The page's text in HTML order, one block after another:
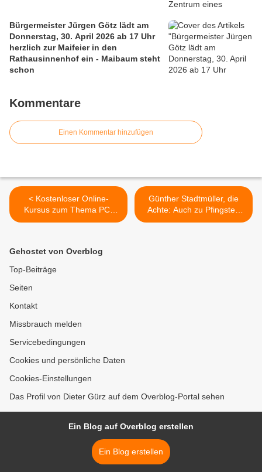
Bürgermeister Jürgen Götz lädt am
Donnerstag, 30. April 2026 ab 17 Uhr
herzlich zur Maifeier in den
Rathausinnenhof ein - Maibaum steht
schon
Kommentare
Einen Kommentar hinzufügen
< Kostenloser Online-
Kursus zum Thema PC-
Nutzung für Senioren
Günther Stadtmüller, die
Achte: Auch zu Pfingsten
soll die frohe Botschaft nicht
Gehostet von Overblog
Top-Beiträge
Seiten
Kontakt
Missbrauch melden
Servicebedingungen
Cookies und persönliche Daten
Cookies-Einstellungen
Das Profil von Dieter Gürz auf dem Overblog-Portal sehen
Ein Blog auf Overblog erstellen
Ein Blog erstellen